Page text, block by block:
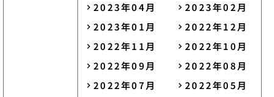
2023年04月
2023年02月
2023年01月
2022年12月
2022年11月
2022年10月
2022年09月
2022年08月
2022年07月
2022年05月